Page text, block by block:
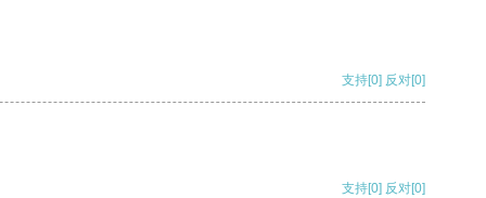
支持[0] 反对[0]
支持[0] 反对[0]